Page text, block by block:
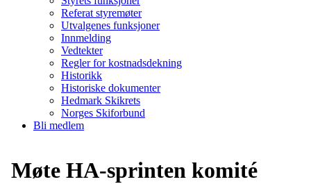
Referat styremøter
Utvalgenes funksjoner
Innmelding
Vedtekter
Regler for kostnadsdekning
Historikk
Historiske dokumenter
Hedmark Skikrets
Norges Skiforbund
Bli medlem
Møte HA-sprinten komité